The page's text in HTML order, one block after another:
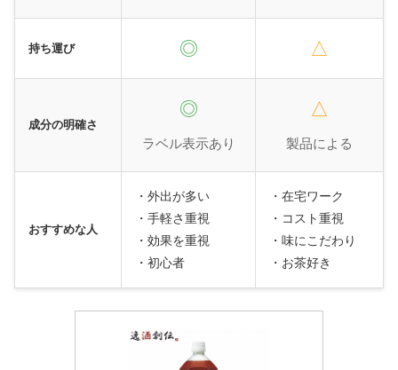
持ち運び ◎ △
成分の明確さ
◎
ラベル表示あり
△
製品による
おすすめな人
・外出が多い
・手軽さ重視
・効果を重視
・初心者
・在宅ワーク
・コスト重視
・味にこだわり
・お茶好き